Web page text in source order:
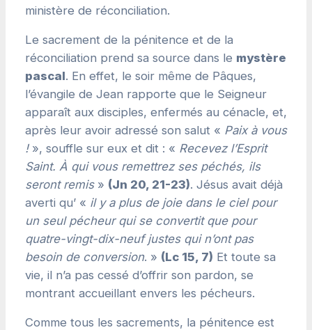
ministère de réconciliation.
Le sacrement de la pénitence et de la
réconciliation prend sa source dans le mystère
pascal. En effet, le soir même de Pâques,
l’évangile de Jean rapporte que le Seigneur
apparaît aux disciples, enfermés au cénacle, et,
après leur avoir adressé son salut « Paix à vous
!», souffle sur eux et dit : « Recevez l’Esprit
Saint. À qui vous remettrez ses péchés, ils
seront remis » (Jn 20, 21-23). Jésus avait déjà
averti qu’ « il y a plus de joie dans le ciel pour
un seul pécheur qui se convertit que pour
quatre-vingt-dix-neuf justes qui n’ont pas
besoin de conversion. » (Lc 15, 7) Et toute sa
vie, il n’a pas cessé d’offrir son pardon, se
montrant accueillant envers les pécheurs.
Comme tous les sacrements, la pénitence est